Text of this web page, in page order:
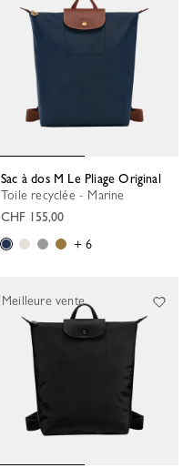
Sac à dos M Le Pliage Original
Toile recyclée - Marine
CHF 155,00
+ 6
Meilleure vente